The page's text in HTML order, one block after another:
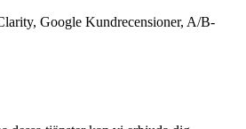
Google Kundrecensioner, A/B-